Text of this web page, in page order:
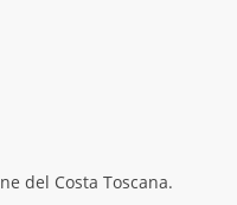
del Costa Toscana.